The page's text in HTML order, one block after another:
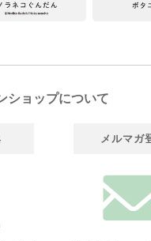
ョップについて
メルマガ